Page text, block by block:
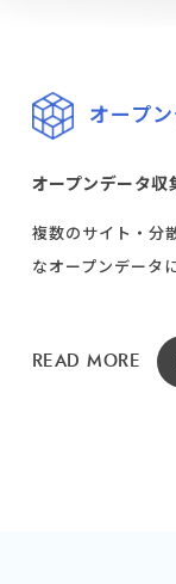
オープ
オープンデータ収
複数のサイト・分
なオープンデータ
READ MORE